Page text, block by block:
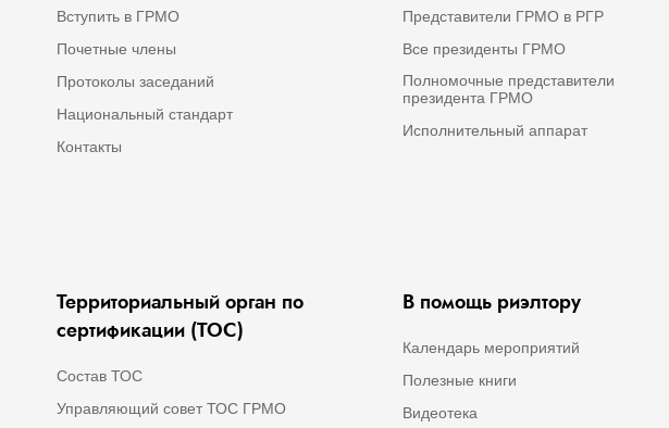
Вступить в ГРМО
Почетные члены
Протоколы заседаний
Национальный стандарт
Контакты
Представители ГРМО в РГР
Все президенты ГРМО
Полномочные представители
президента ГРМО
Исполнительный аппарат
Территориальный орган по
сертификации (ТОС)
Состав ТОС
Управляющий совет ТОС ГРМО
В помощь риэлтору
Календарь мероприятий
Полезные книги
Видеотека